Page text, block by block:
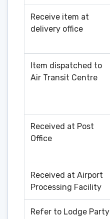
Receive item at
delivery office
Item dispatched to
Air Transit Centre
Received at Post
Office
Received at Airport
Processing Facility
Refer to Lodge Party